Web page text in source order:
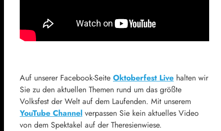
Auf unserer Facebook-Seite Oktoberfest Live halten wir
Sie zu den aktuellen Themen rund um das größte
Volksfest der Welt auf dem Laufenden. Mit unserem
YouTube Channel verpassen Sie kein aktuelles Video
von dem Spektakel auf der Theresienwiese.